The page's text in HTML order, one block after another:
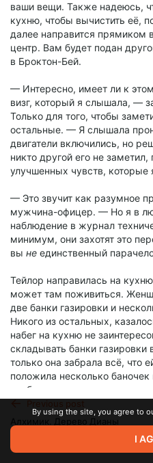
ваши вещи. Также надеюсь,
кухню, чтобы вычистить её,
далее направится прямиком
центр. Вам будет подан
в Броктон-Бей.
— Интересно, имеет ли к
визг, который я слышала, —
Только для того, чтобы
остальные. — Я слышала
двигатели включились, но
никто другой его не
улучшенных чувств, которые
— Это звучит как разумное
мужчина-офицер. — Но я в
наблюдение в журнал
минимум, они захотят это
вы не единственный
Тейлор направилась на
может там поживиться.
две банки газировки и
Никого из остальных,
набег на кухню не
складывать банки газировки
только она забрала всё, что
положила несколько баночек
требовалось хранить в
Закончив грабить кухню,
на неё смотрят два офицера
14.2
Nov 04 2023 03:00
By using the site, you agree to
I